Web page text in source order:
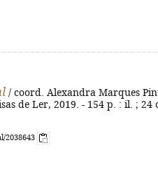
/ coord. Alexandra Marques
de Ler, 2019. - 154 p. : il. ; 24
2038643